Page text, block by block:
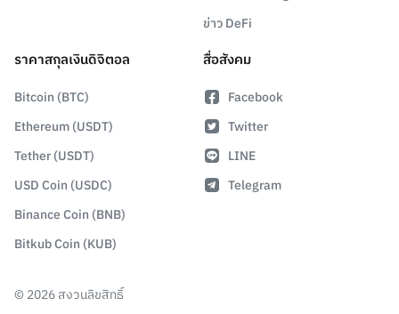
ข่าว DeFi
ราคาสกุลเงินดิจิตอล
Bitcoin (BTC)
Ethereum (USDT)
Tether (USDT)
USD Coin (USDC)
Binance Coin (BNB)
Bitkub Coin (KUB)
สื่อสังคม
Facebook
Twitter
LINE
Telegram
© 2026สงวนลิขสิทธิ์